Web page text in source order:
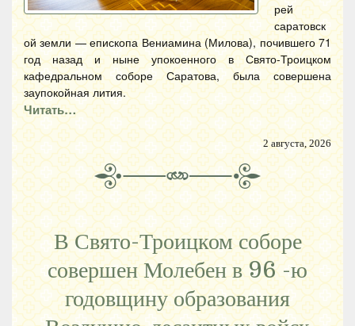
рей
саратовск
ой земли — епископа Вениамина (Милова), почившего 71
год назад и ныне упокоенного в Свято-Троицком
кафедральном соборе Саратова, была совершена
заупокойная лития.
Читать…
2 августа, 2026
В Свято-Троицком соборе
совершен Молебен в 96 -ю
годовщину образования